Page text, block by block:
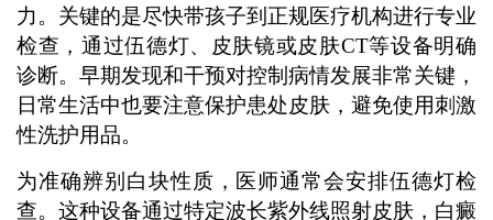
力。关键的是尽快带孩子到正规医疗机构进行专业
检查，通过伍德灯、皮肤镜或皮肤CT等设备明确
诊断。早期发现和干预对控制病情发展非常关键，
日常生活中也要注意保护患处皮肤，避免使用刺激
性洗护用品。
为准确辨别白块性质，医师通常会安排伍德灯检
查。这种设备通过特定波长紫外线照射皮肤，白癜